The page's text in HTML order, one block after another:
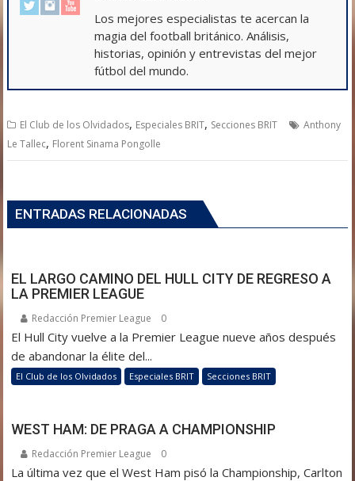
Los mejores especialistas te acercan la
magia del football británico. Análisis,
historias, opinión y entrevistas del mejor
fútbol del mundo.
El Club de los Olvidados, Especiales BRIT, Secciones BRIT
Anthony
Le Tallec, Florent Sinama Pongolle
ENTRADAS RELACIONADAS
EL LARGO CAMINO DEL HULL CITY DE REGRESO A
LA PREMIER LEAGUE
Redacción Premier League 0
El Hull City vuelve a la Premier League nueve años después
de abandonar la élite del...
El Club de los Olvidados Especiales BRIT Secciones BRIT
WEST HAM: DE PRAGA A CHAMPIONSHIP
Redacción Premier League 0
La última vez que el West Ham pisó la Championship, Carlton